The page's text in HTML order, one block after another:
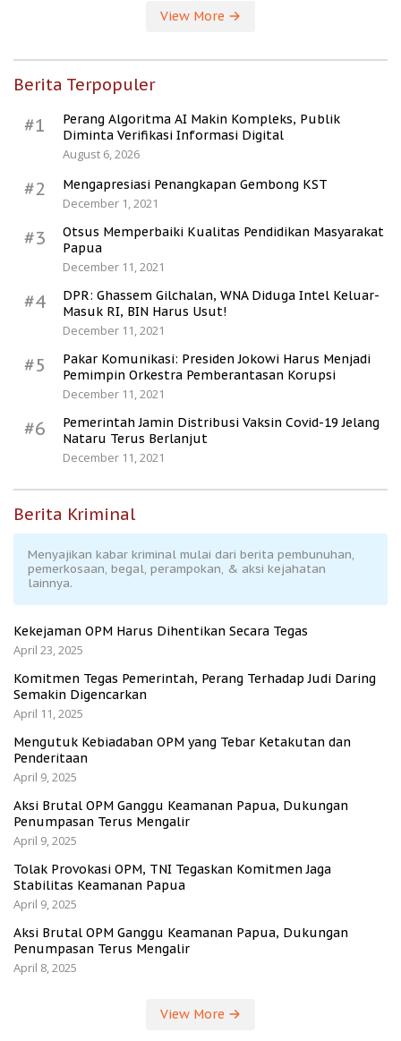
View More
Berita Terpopuler
#1
Perang Algoritma AI Makin Kompleks, Publik
Diminta Verifikasi Informasi Digital
August 6, 2026
#2
Mengapresiasi Penangkapan Gembong KST
December 1, 2021
#3
Otsus Memperbaiki Kualitas Pendidikan Masyarakat
Papua
December 11, 2021
#4
DPR: Ghassem Gilchalan, WNA Diduga Intel Keluar-
Masuk RI, BIN Harus Usut!
December 11, 2021
#5
Pakar Komunikasi: Presiden Jokowi Harus Menjadi
Pemimpin Orkestra Pemberantasan Korupsi
December 11, 2021
#6
Pemerintah Jamin Distribusi Vaksin Covid-19 Jelang
Nataru Terus Berlanjut
December 11, 2021
Berita Kriminal
Menyajikan kabar kriminal mulai dari berita pembunuhan,
pemerkosaan, begal, perampokan, & aksi kejahatan
lainnya.
Kekejaman OPM Harus Dihentikan Secara Tegas
April 23, 2025
Komitmen Tegas Pemerintah, Perang Terhadap Judi Daring
Semakin Digencarkan
April 11, 2025
Mengutuk Kebiadaban OPM yang Tebar Ketakutan dan
Penderitaan
April 9, 2025
Aksi Brutal OPM Ganggu Keamanan Papua, Dukungan
Penumpasan Terus Mengalir
April 9, 2025
Tolak Provokasi OPM, TNI Tegaskan Komitmen Jaga
Stabilitas Keamanan Papua
April 9, 2025
Aksi Brutal OPM Ganggu Keamanan Papua, Dukungan
Penumpasan Terus Mengalir
April 8, 2025
View More